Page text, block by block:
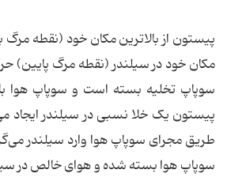
پیستون از بالاترین مکان خود (نقطه مرگ
مکان خود در سیلندر (نقطه مرگ پایین)
سوپاپ تخلیه بسته است و سوپاپ هوا
پیستون یک خلا نسبی در سیلندر ایجاد
طریق مجرای سوپاپ هوا وارد سیلندر
سوپاپ هوا بسته شده و هوای خالص در